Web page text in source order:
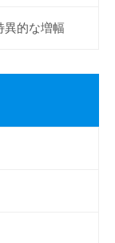
異的な増幅